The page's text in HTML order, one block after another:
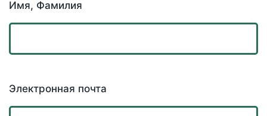
Имя, Фамилия
Электронная почта